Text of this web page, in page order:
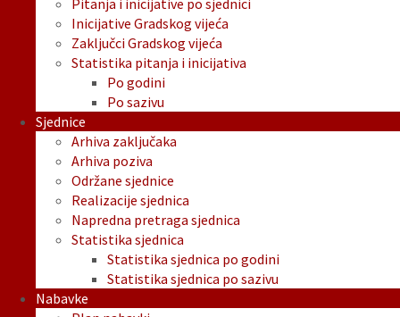
Pitanja i inicijative po sjednici
Inicijative Gradskog vijeća
Zaključci Gradskog vijeća
Statistika pitanja i inicijativa
Po godini
Po sazivu
Sjednice
Arhiva zaključaka
Arhiva poziva
Održane sjednice
Realizacije sjednica
Napredna pretraga sjednica
Statistika sjednica
Statistika sjednica po godini
Statistika sjednica po sazivu
Nabavke